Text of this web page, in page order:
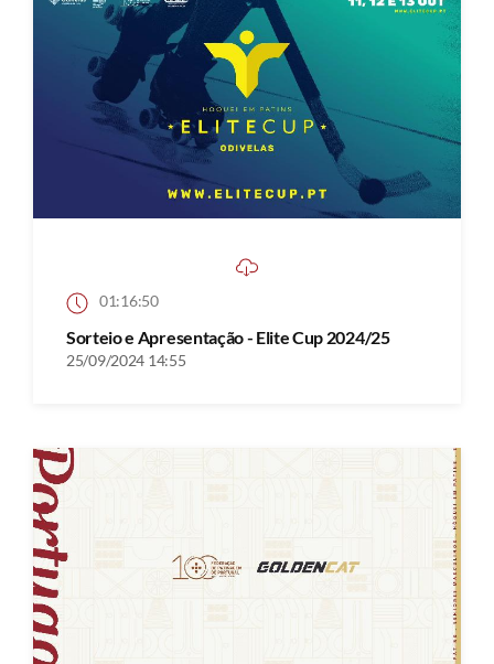
01:16:50
Sorteio e Apresentação - Elite Cup 2024/25
25/09/2024 14:55